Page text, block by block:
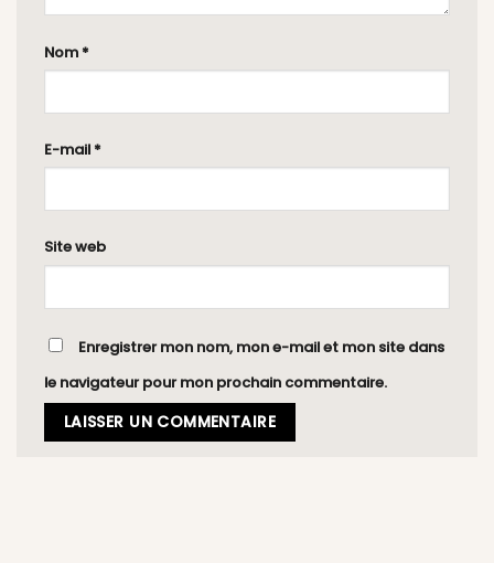
Nom *
E-mail *
Site web
Enregistrer mon nom, mon e-mail et mon site dans
le navigateur pour mon prochain commentaire.